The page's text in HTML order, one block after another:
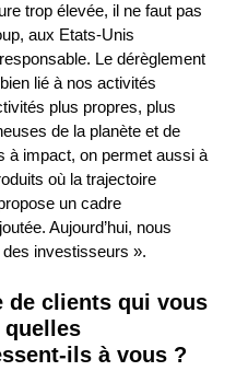
trop élevée, il ne faut pas
aux Etats-Unis
Le dérèglement
lié à nos activités
plus propres, plus
de la planète et de
à impact, on permet aussi à
où la trajectoire
un cadre
Aujourd’hui, nous
investisseurs ».
de clients qui vous
ils à vous ?